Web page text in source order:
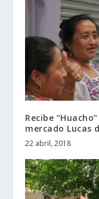
Recibe
mercado Lucas
22 abril, 2018